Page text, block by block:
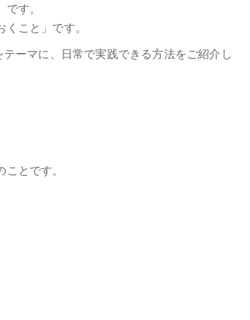
す。
こと」です。
ーマに、日常で実践できる方法をご紹介し
とです。